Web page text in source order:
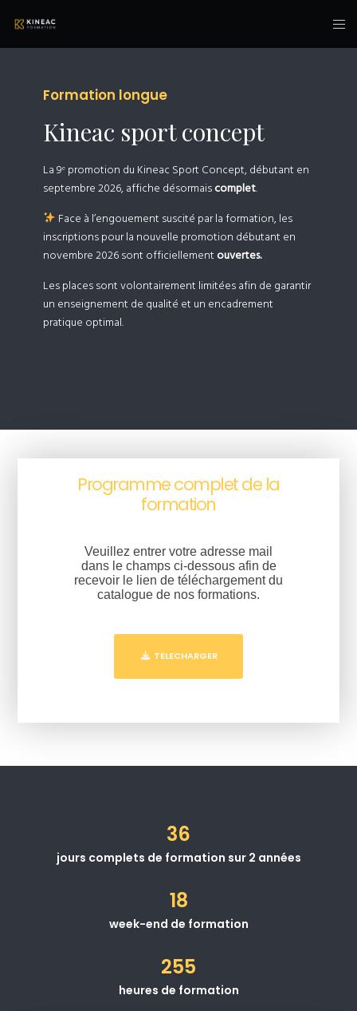
Formation longue
Kineac sport concept
La 9ᵉ promotion du Kineac Sport Concept, débutant en
septembre 2026, affiche désormaiscomplet.
Face à l’engouement suscité par la formation, les
inscriptions pour la nouvelle promotion débutant en
novembre 2026 sont officiellementouvertes.
Les places sont volontairement limitées afin de garantir
un enseignement de qualité et un encadrement
pratique optimal.
Programme complet de la
formation
Veuillez entrer votre adresse mail
dans le champs ci-dessous afin de
recevoir le lien de téléchargement du
catalogue de nos formations.
TELECHARGER
36
jours complets de formation sur 2 années
18
week-end de formation
255
heures de formation